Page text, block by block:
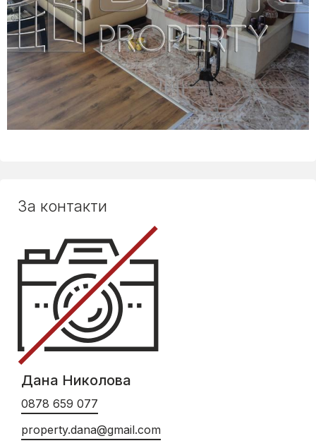
За контакти
Дана Николова
0878 659 077
property.dana@gmail.com